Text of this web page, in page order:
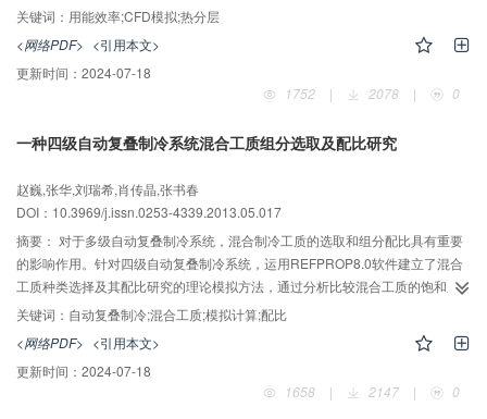
比较。同时，搭建不同进口结构水箱实验台，验证分析不同进口结构对水箱用
能效率的影响。实验结果表明其中的开槽型结构水箱与直接进口结构相比能有
效改善用能过程的热分层效果，明显提高用能效率。在5L/min流量条件下，开
槽型进口结构的用能效率比直接进口的高出7%，而当流量为15L/min时，两者
关键词： 用能效率;CFD模拟;热分层
<网络PDF> <引用本文>
更新时间： 2024-07-18
1752
| 2078 | 0
一种四级自动复叠制冷系统混合工质组分选取及配比研究
赵巍,张华,刘瑞希,肖传晶,张书春
DOI：10.3969/j.issn.0253-4339.2013.05.017
摘要： 对于多级自动复叠制冷系统，混合制冷工质的选取和组分配比具有重要
的影响作用。针对四级自动复叠制冷系统，运用REFPROP8.0软件建立了混合
工质种类选择及其配比研究的理论模拟方法，通过分析比较混合工质的饱和压
力、蒸发温度，模拟出混合工质组分和配比：
R600a/R23/R14/R740=45/21/19/16，充入该混合工质配比进行实验研究，获
得了-150℃的设计柜温。研究表明，该混合工质理论模拟方法，能够有效指导
实验研究，取得理想的制冷温度。
关键词： 自动复叠制冷;混合工质;模拟计算;配比
<网络PDF> <引用本文>
更新时间： 2024-07-18
1658
| 2147 | 0